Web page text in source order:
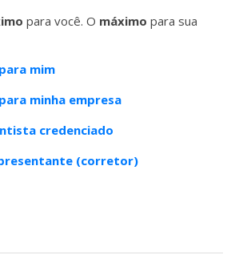
para você. O máximo para sua
mim
minha empresa
credenciado
(corretor)